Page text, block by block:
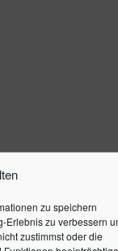
zu speichern
Erlebnis zu verbessern
zustimmst oder die